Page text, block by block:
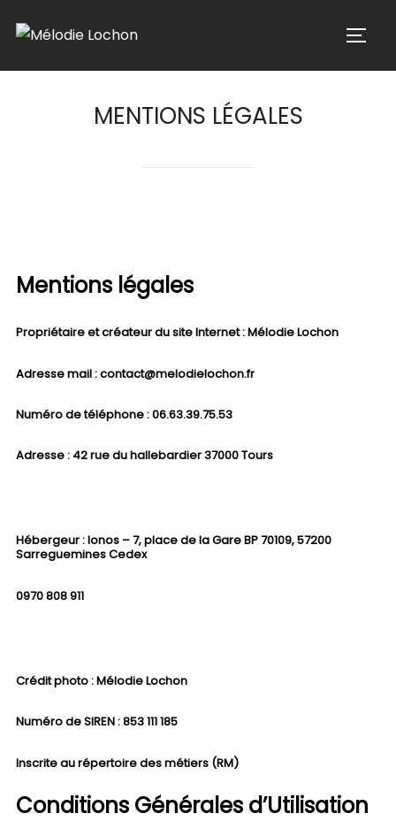
MENTIONS LÉGALES
Mentions légales
Propriétaire et créateur du site Internet :Mélodie Lochon
Adresse mail :contact@melodielochon.fr
Numéro de téléphone :06.63.39.75.53
Adresse :42 rue du hallebardier 37000 Tours
Hébergeur :Ionos – 7, place de la Gare BP 70109, 57200
Sarreguemines Cedex
0970 808 911
Crédit photo : Mélodie Lochon
Numéro de SIREN : 853 111 185
Inscrite au répertoire des métiers (RM)
Conditions Générales d’Utilisation